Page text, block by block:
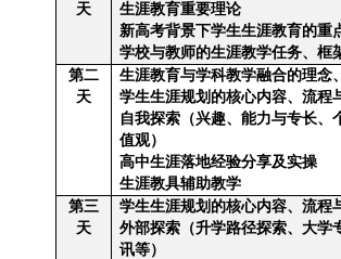
天
生涯教育重要理论
新高考背景下学生生涯教育的重
学校与教师的生涯教学任务、框
第二
天
生涯教育与学科教学融合的理念
学生生涯规划的核心内容、流程
自我探索（兴趣、能力与专长、
值观）
高中生涯落地经验分享及实操
生涯教具辅助教学
第三
天
学生生涯规划的核心内容、流程
外部探索（升学路径探索、大学
讯等）